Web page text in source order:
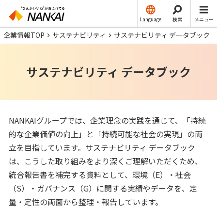
Language 検索 メニュー
企業情報TOP サステナビリティ サステナビリティ データブック
サステナビリティ データブック
NANKAIグループでは、企業理念の実践を通じて、「持続
的な企業価値の向上」と「持続可能な社会の実現」の両
立を目指しています。サステナビリティ データブック
は、こうした取り組みをより深くご理解いただくため、
統合報告書を補完する資料として、環境（E）・社会
（S）・ガバナンス（G）に関する実績やデータを、定
量・定性の両面から整理・報告しています。